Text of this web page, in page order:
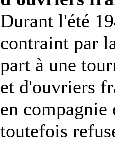
Durant l'été
contraint par
part à une
et d'ouvriers
en
toutefois